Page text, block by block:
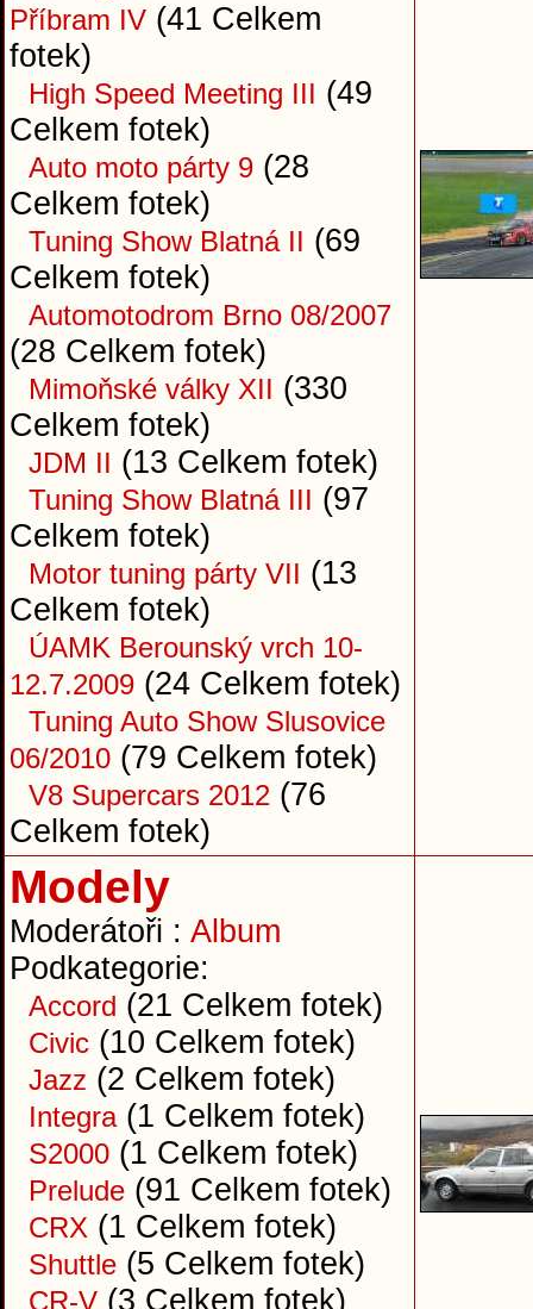
Příbram IV (41 Celkem
fotek)
High Speed Meeting III (49
Celkem fotek)
Auto moto párty 9 (28
Celkem fotek)
Tuning Show Blatná II (69
Celkem fotek)
Automotodrom Brno 08/2007
(28 Celkem fotek)
Mimoňské války XII (330
Celkem fotek)
JDM II (13 Celkem fotek)
Tuning Show Blatná III (97
Celkem fotek)
Motor tuning párty VII (13
Celkem fotek)
ÚAMK Berounský vrch 10-
12.7.2009 (24 Celkem fotek)
Tuning Auto Show Slusovice
06/2010 (79 Celkem fotek)
V8 Supercars 2012 (76
Celkem fotek)
Modely
Moderátoři : Album
Podkategorie:
Accord (21 Celkem fotek)
Civic (10 Celkem fotek)
Jazz (2 Celkem fotek)
Integra(1 Celkem fotek)
S2000 (1 Celkem fotek)
Prelude (91 Celkem fotek)
CRX (1 Celkem fotek)
Shuttle (5 Celkem fotek)
CR-V (3 Celkem fotek)